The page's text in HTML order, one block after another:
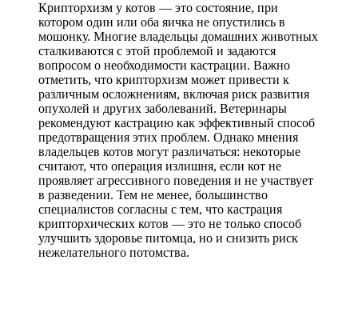
Крипторхизм у котов — это состояние, при
котором один или оба яичка не опустились в
мошонку. Многие владельцы домашних животных
сталкиваются с этой проблемой и задаются
вопросом о необходимости кастрации. Важно
отметить, что крипторхизм может привести к
различным осложнениям, включая риск развития
опухолей и других заболеваний. Ветеринары
рекомендуют кастрацию как эффективный способ
предотвращения этих проблем. Однако мнения
владельцев котов могут различаться: некоторые
считают, что операция излишня, если кот не
проявляет агрессивного поведения и не участвует
в разведении. Тем не менее, большинство
специалистов согласны с тем, что кастрация
крипторхических котов — это не только способ
улучшить здоровье питомца, но и снизить риск
нежелательного потомства.